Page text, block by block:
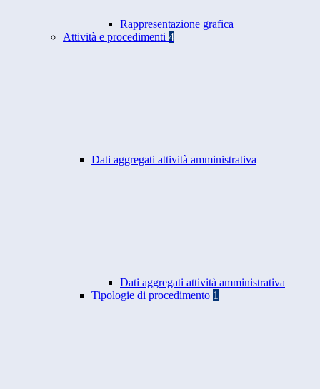
Rappresentazione grafica
Attività e procedimenti 4
Dati aggregati attività amministrativa
Dati aggregati attività amministrativa
Tipologie di procedimento 1